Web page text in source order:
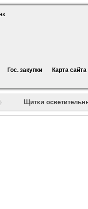
Гос. закупки Карта сайта
» Щитки